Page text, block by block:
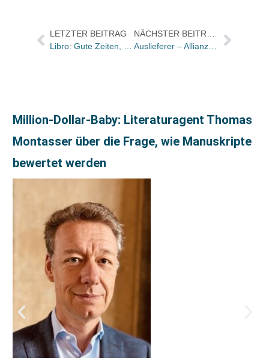
LETZTER BEITRAG
Million-Dollar-Baby: Literaturagent Thomas
Montasser über die Frage, wie Manuskripte
bewertet werden